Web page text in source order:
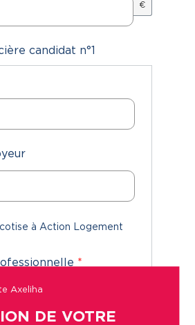
€
candidat n°1
à Action Logement
*
Axeliha
DE VOTRE